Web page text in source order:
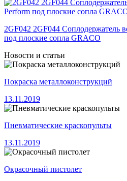
2GF042 2GF044 Соплодержатель
под плоские сопла GRACO
Новости и статьи
Покраска металлоконструкций
13.11.2019
Пневматические краскопульты
13.11.2019
Окрасочный пистолет